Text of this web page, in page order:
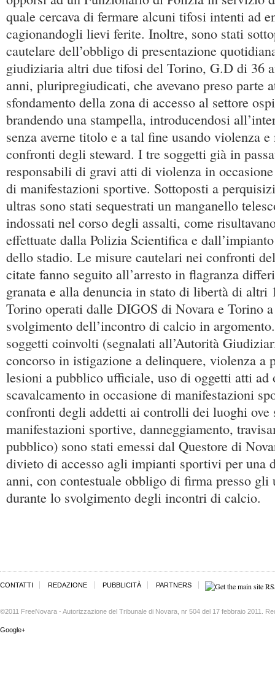
quale cercava di fermare alcuni tifosi intenti ad
cagionandogli lievi ferite. Inoltre, sono stati
cautelare dell’obbligo di presentazione
giudiziaria altri due tifosi del Torino, G.D di 36
anni, pluripregiudicati, che avevano preso parte
sfondamento della zona di accesso al settore
brandendo una stampella, introducendosi
senza averne titolo e a tal fine usando violenza
confronti degli steward. I tre soggetti già in
responsabili di gravi atti di violenza in
di manifestazioni sportive. Sottoposti a
ultras sono stati sequestrati un manganello
indossati nel corso degli assalti, come
effettuate dalla Polizia Scientifica e
dello stadio. Le misure cautelari nei confronti
citate fanno seguito all’arresto in flagranza
granata e alla denuncia in stato di libertà di altri
Torino operati dalle DIGOS di Novara e Torino
svolgimento dell’incontro di calcio in
soggetti coinvolti (segnalati all’Autorità
concorso in istigazione a delinquere, violenza a
lesioni a pubblico ufficiale, uso di oggetti atti ad
scavalcamento in occasione di manifestazioni
confronti degli addetti ai controlli dei luoghi ove
manifestazioni sportive, danneggiamento,
pubblico) sono stati emessi dal Questore di
divieto di accesso agli impianti sportivi per una
anni, con contestuale obbligo di firma presso
durante lo svolgimento degli incontri di calcio.
CONTATTI REDAZIONE PUBBLICITÀ PARTNERS
©2011 FreeNovara - Autorizzazione del Tribunale di Novara, nr 504 del 17 febbraio 2011.
Google+